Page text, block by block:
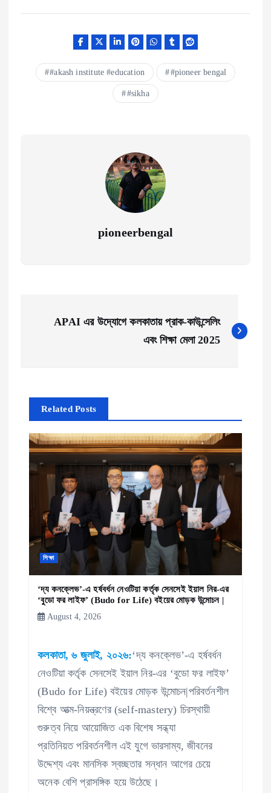
#akash institute #education #pioneer bengal
#sikha
pioneerbengal
n
a
g
a
APAI এর উদ্যোগে কলকাতায় প্রাক-কাউন্সেলিং
এবং শিক্ষা মেলা 2025
Related Posts
শিক্ষা
‘দ্য কনক্লেভ’-এ হর্ষবর্ধন নেওটিয়া কর্তৃক সেনসেই ইয়াল নির-এর
‘বুডো ফর লাইফ’ ​​(Budo for Life) বইয়ের মোড়ক উন্মোচন |
August 4, 2026
কলকাতা, ৬ জুলাই, ২০২৬:‘দ্য কনক্লেভ’-এ হর্ষবর্ধন
নেওটিয়া কর্তৃক সেনসেই ইয়াল নির-এর ‘বুডো ফর লাইফ’ ​​
(Budo for Life) বইয়ের মোড়ক উন্মোচন|পরিবর্তনশীল
বিশ্বে আত্ম-নিয়ন্ত্রণের (self-mastery) চিরস্থায়ী
গুরুত্ব নিয়ে আয়োজিত এক বিশেষ সন্ধ্যা
প্রতিনিয়ত পরিবর্তনশীল এই যুগে ভারসাম্য, জীবনের
উদ্দেশ্য এবং মানসিক স্বচ্ছতার সন্ধান আগের চেয়ে
অনেক বেশি প্রাসঙ্গিক হয়ে উঠেছে।